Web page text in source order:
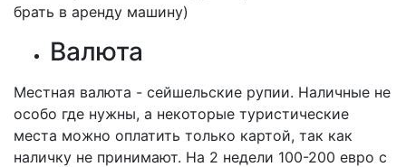
брать в аренду машину)
Валюта
Местная валюта - сейшельские рупии. Наличные не
особо где нужны, а некоторые туристические
места можно оплатить только картой, так как
наличку не принимают. На 2 недели 100-200 евро с